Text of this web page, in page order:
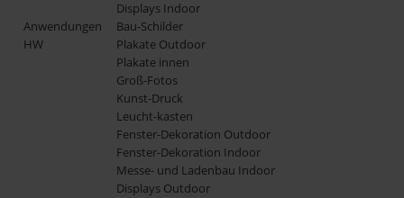
Anwendungen
HW
Displays Indoor
Bau-Schilder
Plakate Outdoor
Plakate innen
Groß-Fotos
Kunst-Druck
Leucht-kasten
Fenster-Dekoration Outdoor
Fenster-Dekoration Indoor
Messe- und Ladenbau Indoor
Displays Outdoor